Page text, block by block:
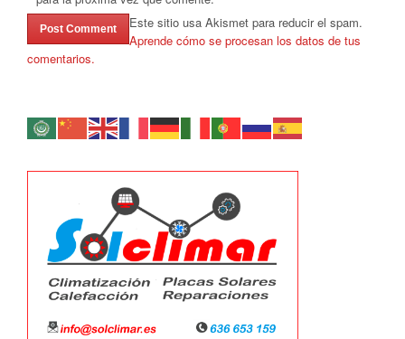
Este sitio usa Akismet para reducir el spam.
Aprende cómo se procesan los datos de tus
comentarios.